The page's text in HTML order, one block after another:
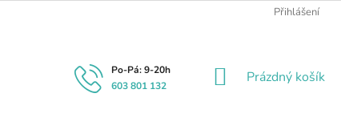
Přihlášení
603 801 132
NÁKUPNÍ
Prázdný košík